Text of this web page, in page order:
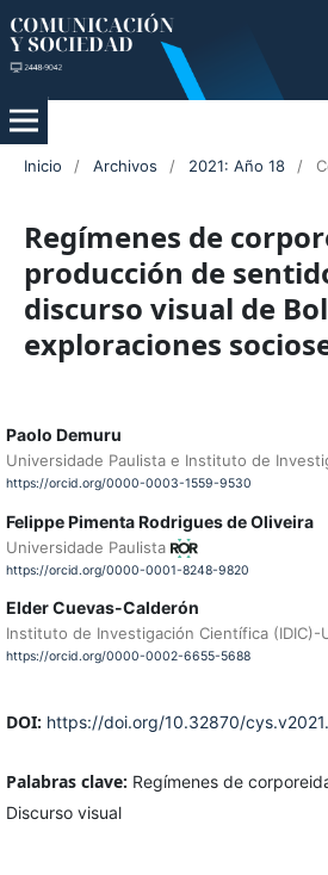
Inicio / Archivos / 2021: Año 18 /
Regímenes de
producción de
discurso visual de
exploraciones
Paolo Demuru
Universidade Paulista e Instituto de
https://orcid.org/0000-0003-1559-9530
Felippe Pimenta Rodrigues de Oliveira
Universidade Paulista
https://orcid.org/0000-0001-8248-9820
Elder Cuevas-Calderón
Instituto de Investigación Científica (IDIC)-
https://orcid.org/0000-0002-6655-5688
DOI: https://doi.org/10.32870/
Palabras clave: Regímenes de
Discurso visual